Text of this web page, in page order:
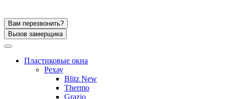
Вам перезвонить?
Вызов замерщика
Пластиковые окна
Рехау
Blitz New
Thermo
Grazio